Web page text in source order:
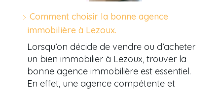
Comment choisir la bonne agence
immobilière à Lezoux.
Lorsqu’on décide de vendre ou d’acheter
un bien immobilier à Lezoux, trouver la
bonne agence immobilière est essentiel.
En effet, une agence compétente et